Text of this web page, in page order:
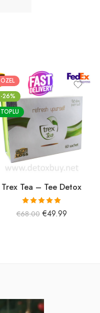
ÖZEL
-26%
TOPLU
Trex Tea – Tee Detox
5 üzerinden
5.00oy aldı
€68.00 €49.99